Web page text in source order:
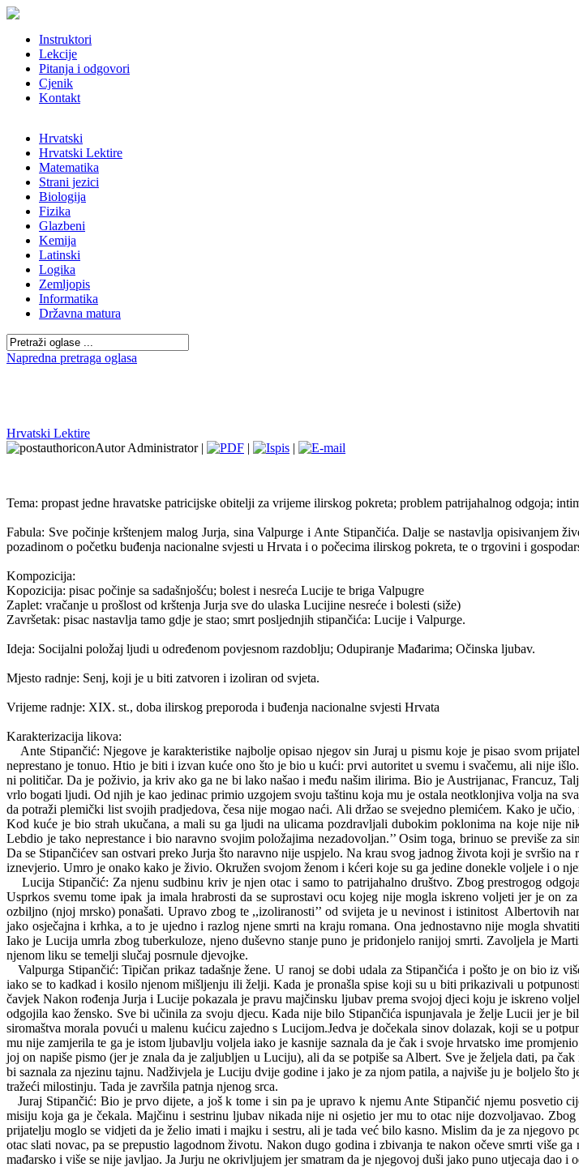
Instruktori
Lekcije
Pitanja i odgovori
Cjenik
Kontakt
Hrvatski
Hrvatski Lektire
Matematika
Strani jezici
Biologija
Fizika
Glazbeni
Kemija
Latinski
Logika
Zemljopis
Informatika
Državna matura
Napredna pretraga oglasa
Hrvatski Lektire
Autor Administrator |
| |
Tema: propast jedne hravatske patricijske obitelji za vrijeme ilirskog pokreta; problem patrijahalnog odgoja;
Fabula: Sve počinje krštenjem malog Jurja, sina Valpurge i Ante Stipančića. Dalje se nastavlja opisivanjem
pozadinom o početku buđenja nacionalne svjesti u Hrvata i o počecima ilirskog pokreta, te o trgovini i
Kompozicija:
Kopozicija: pisac počinje sa sadašnjošću; bolest i nesreća Lucije te briga Valpugre
Zaplet: vračanje u prošlost od krštenja Jurja sve do ulaska Lucijine nesreće i bolesti (siže)
Završetak: pisac nastavlja tamo gdje je stao; smrt posljednjih stipančića: Lucije i Valpurge.
Ideja: Socijalni položaj ljudi u određenom povjesnom razdoblju; Odupiranje Mađarima; Očinska ljubav.
Mjesto radnje: Senj, koji je u biti zatvoren i izoliran od svjeta.
Vrijeme radnje: XIX. st., doba ilirskog preporoda i buđenja nacionalne svjesti Hrvata
Karakterizacija likova:
Ante Stipančić: Njegove je karakteristike najbolje opisao njegov sin Juraj u pismu koje je pisao svom
neprestano je tonuo. Htio je biti i izvan kuće ono što je bio u kući: prvi autoritet u svemu i svačemu, ali nije
ni političar. Da je poživio, ja kriv ako ga ne bi lako našao i među našim ilirima. Bio je Austrijanac, Francuz,
vrlo bogati ljudi. Od njih je kao jedinac primio uzgojem svoju taštinu koja mu je ostala neotklonjiva volja na
da potraži plemički list svojih pradjedova, česa nije mogao naći. Ali držao se svejedno plemićem. Kako je
Kod kuće je bio strah ukučana, amali su ga ljudi na ulicama pozdravljali dubokim poklonima na koje nije
Lebdio je tako neprestance i bio naravno svojim položajima nezadovoljan.’’ Osim toga, brinuo se previše
Da se Stipančićev san ostvari preko Jurja što naravno nije uspjelo. Na krau svog jadnog života koji je svršio
iznevjerio. Umro je onako kako je živio. Okružen svojom ženom i kćeri koje su ga jedine donekle voljele i o
Lucija Stipančić: Za njenu sudbinu kriv je njen otac i samo to patrijahalno društvo. Zbog prestrogog
Usprkos svemu tome ipak ja imala hrabrosti da se suprostavi ocu kojeg nije mogla iskreno voljeti jer je on
ozbiljno (njoj mrsko) ponašati. Upravo zbog te ,,izoliranosti’’ od svijeta je u nevinost i istinitost Albertovih
jako osječajna i krhka, a to je ujedno i razlog njene smrti na kraju romana. Ona jednostavno nije mogla shvatiti
Iako je Lucija umrla zbog tuberkuloze, njeno duševno stanje puno je pridonjelo ranijoj smrti. Zavoljela je
njenom liku se temelji slučaj posrnule djevojke.
Valpurga Stipančić: Tipičan prikaz tadašnje žene. U ranoj se dobi udala za Stipančića i pošto je on bio iz
iako se to kadkad i kosilo njenom mišljenju ili želji. Kada je pronašla spise koji su u biti prikazivali u
čavjek Nakon rođenja Jurja i Lucije pokazala je pravu majčinsku ljubav prema svojoj djeci koju je iskreno
odgojila kao žensko. Sve bi učinila za svoju djecu. Kada nije bilo Stipančića ispunjavala je želje Lucii jer je
siromaštva morala povući u malenu kućicu zajedno s Lucijom.Jedva je dočekala sinov dolazak, koji se u
mu nije zamjerila te ga je istom ljubavlju voljela iako je kasnije saznala da je čak i svoje hrvatsko ime
joj on napiše pismo (jer je znala da je zaljubljen u Luciju), ali da se potpiše sa Albert. Sve je željela dati, pa
bi saznala za njezinu tajnu. Nadživjela je Luciju dvije godine i jako je za njom patila, a najviše ju je boljelo
tražeći milostinju. Tada je završila patnja njenog srca.
Juraj Stipančić: Bio je prvo dijete, a još k tome i sin pa je upravo k njemu Ante Stipančić njemu
misiju koja ga je čekala. Majčinu i sestrinu ljubav nikada nije ni osjetio jer mu to otac nije dozvoljavao.
prijatelju moglo se vidjeti da je želio imati i majku i sestru, ali je tada već bilo kasno. Mislim da je za njegovo
otac slati novac, pa se prepustio lagodnom životu. Nakon dugo godina i zbivanja te nakon očeve smrti više
mađarsko i više se nije javljao. Ja Jurju ne okrivljujem jer smatram da je njegovoj duši jako puno utjecaja dao i